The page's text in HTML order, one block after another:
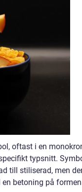
oftast i en
typsnitt.
till stiliserad, men
betoning på